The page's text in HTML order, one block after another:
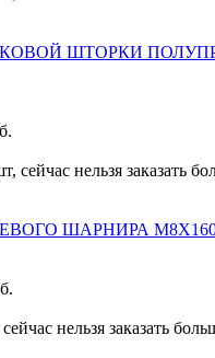
ШТОРКИ
сейчас нельзя заказать
ШАРНИРА М8Х160
нельзя заказать